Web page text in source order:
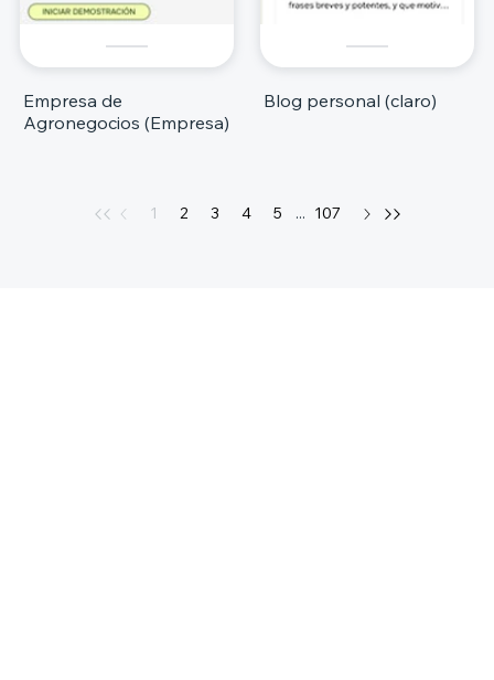
Empresa de
Agronegocios (Empresa)
Blog personal (claro)
1 2 3 4 5 ... 107